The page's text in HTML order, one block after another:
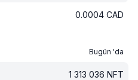
0.0004 CAD
Bugün 'da
1 313 036 NFT